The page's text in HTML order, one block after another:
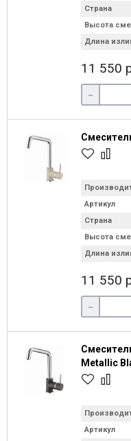
Страна
Высота
Длина
11 550
-
Артикул
Страна
Высота
Длина
11 550
-
Metallic
Артикул